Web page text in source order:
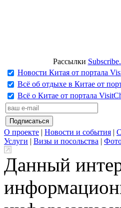
Рассылки
Новости Китая от портала
Всё об отдыхе в Китае от
Всё о Китае от портала
О проекте | Новости и события |
Услуги | Визы и посольства |
Данный